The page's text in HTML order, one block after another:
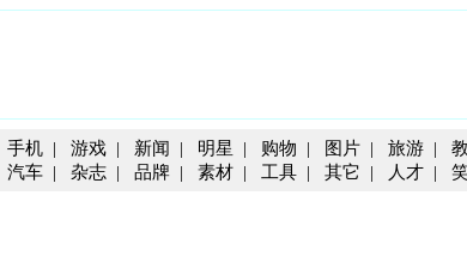
手机 | 游戏 | 新闻 | 明星 | 购物 | 图片 | 旅游 |
汽车 | 杂志 | 品牌 | 素材 | 工具 | 其它 | 人才 |